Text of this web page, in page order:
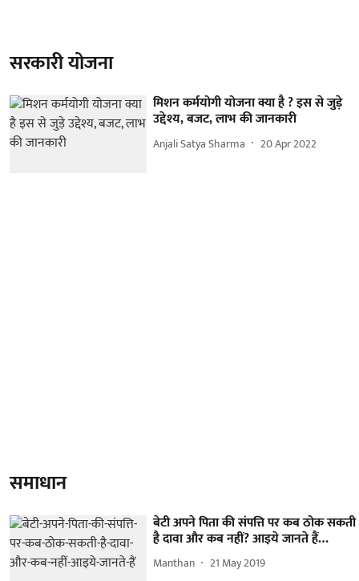
सरकारी योजना
मिशन कर्मयोगी योजना क्या है ? इस से जुड़े
उद्देश्य, बजट, लाभ की जानकारी
Anjali Satya Sharma 20 Apr 2022
समाधान
बेटी अपने पिता की संपत्ति पर कब ठोक सकती
है दावा और कब नहीं? आइये जानते हैं…
Manthan 21 May 2019